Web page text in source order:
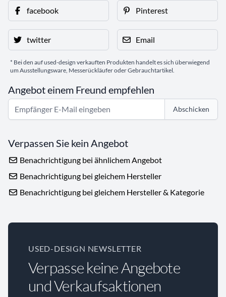
facebook Pinterest
twitter Email
* Bei den auf used-design verkauften Produkten handelt es sich überwiegend
um Ausstellungsware, Messerückläufer oder Gebrauchtartikel.
Angebot einem Freund empfehlen
Abschicken
Verpassen Sie kein Angebot
Benachrichtigung bei ähnlichem Angebot
Benachrichtigung bei gleichem Hersteller
Benachrichtigung bei gleichem Hersteller & Kategorie
USED-DESIGN NEWSLETTER
Verpasse keine Angebote
und Verkaufsaktionen